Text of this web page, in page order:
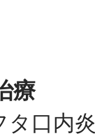
療
タ口内